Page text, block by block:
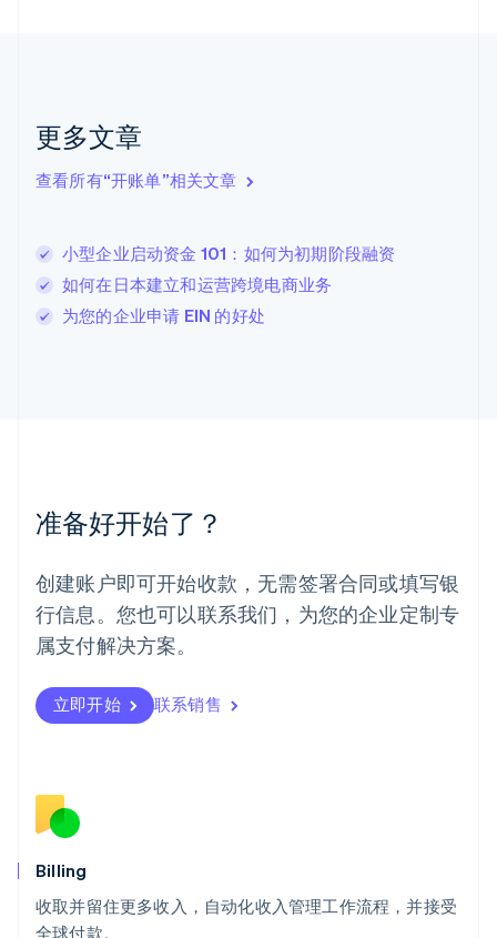
更多文章
查看所有“开账单”相关文章
小型企业启动资金 101：如何为初期阶段融资
如何在日本建立和运营跨境电商业务
为您的企业申请 EIN 的好处
准备好开始了？
创建账户即可开始收款，无需签署合同或填写银
行信息。您也可以联系我们，为您的企业定制专
属支付解决方案。
立即开始 联系销售
Billing
收取并留住更多收入，自动化收入管理工作流程，并接受
全球付款。
English
English
卢森堡
罗马尼亚
English
挪威
葡萄牙
Português English
日本
日本語English
瑞典
瑞士
DeutschFrançais
English
斯洛文尼亚
泰国
ไทยEnglish
希腊